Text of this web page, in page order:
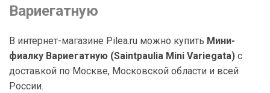
Вариегатную
В интернет-магазине Pilea.ru можно купить Мини-
фиалку Вариегатную (Saintpaulia Mini Variegata) с
доставкой по Москве, Московской области и всей
России.